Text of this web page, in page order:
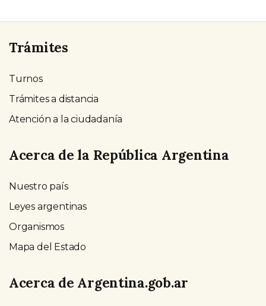
Trámites
Turnos
Trámites a distancia
Atención a la ciudadanía
Acerca de la República Argentina
Nuestro país
Leyes argentinas
Organismos
Mapa del Estado
Acerca de Argentina.gob.ar